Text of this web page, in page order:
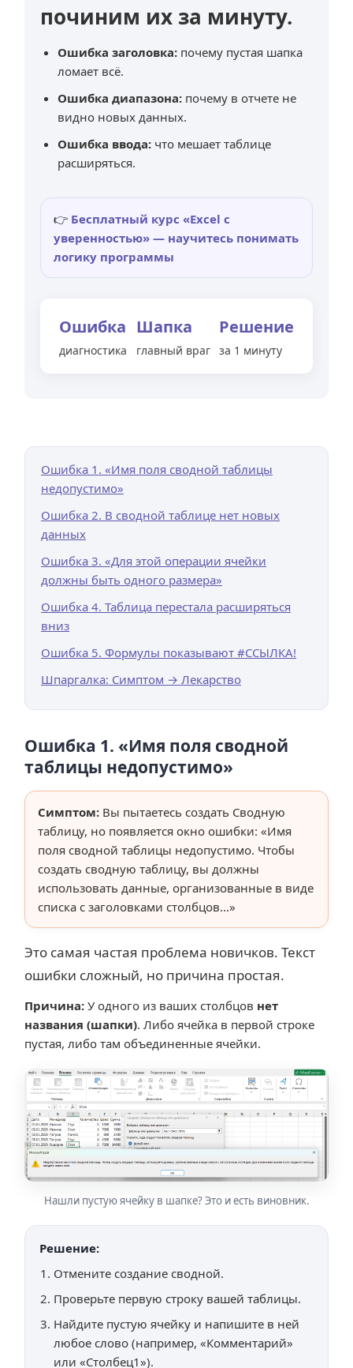
починим их за минуту.
Ошибка заголовка: почему пустая шапка
ломает всё.
Ошибка диапазона: почему в отчете не
видно новых данных.
Ошибка ввода: что мешает таблице
расширяться.
👉 Бесплатный курс «Excel с
уверенностью» — научитесь понимать
логику программы
Ошибка
диагностика
Шапка
главный враг
Решение
за 1 минуту
Ошибка 1. «Имя поля сводной таблицы
недопустимо»
Ошибка 2. В сводной таблице нет новых
данных
Ошибка 3. «Для этой операции ячейки
должны быть одного размера»
Ошибка 4. Таблица перестала расширяться
вниз
Ошибка 5. Формулы показывают #ССЫЛКА!
Шпаргалка: Симптом → Лекарство
Ошибка 1. «Имя поля сводной
таблицы недопустимо»
Симптом: Вы пытаетесь создать Сводную
таблицу, но появляется окно ошибки: «Имя
поля сводной таблицы недопустимо. Чтобы
создать сводную таблицу, вы должны
использовать данные, организованные в виде
списка с заголовками столбцов...»
Это самая частая проблема новичков. Текст
ошибки сложный, но причина простая.
Причина: У одного из ваших столбцов нет
названия (шапки). Либо ячейка в первой строке
пустая, либо там объединенные ячейки.
Нашли пустую ячейку в шапке? Это и есть виновник.
Решение:
Отмените создание сводной.
Проверьте первую строку вашей таблицы.
Найдите пустую ячейку и напишите в ней
любое слово (например, «Комментарий»
или «Столбец1»).